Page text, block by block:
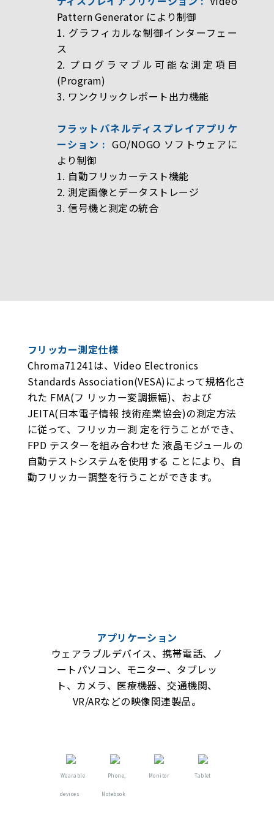
Pattern Generator により制御
1. グラフィカルな制御インターフェー
ス
2. プログラマブル可能な測定項目
(Program)
3. ワンクリックレポート出力機能
フラットパネルディスプレイアプリケ
ーション :GO/NOGO ソフトウェアに
より制御
1. 自動フリッカーテスト機能
2. 測定画像とデータストレージ
3. 信号機と測定の統合
フリッカー測定仕様
Chroma71241は、Video Electronics
Standards Association(VESA)によって規格化さ
れた FMA(フ リッカー変調振幅)、および
JEITA(日本電子情報 技術産業協会)の測定方法
に従って、フリッカー測 定を行うことができ、
FPD テスターを組み合わせた 液晶モジュールの
自動テストシステムを使用する ことにより、自
動フリッカー調整を行うことができます。
アプリケーション
ウェアラブルデバイス、携帯電話、ノ
ートパソコン、モニター、タブレッ
ト、カメラ、医療機器、交通機関、
VR/ARなどの映像関連製品。
Wearable
devices
Phone,
Notebook
Monitor Tablet